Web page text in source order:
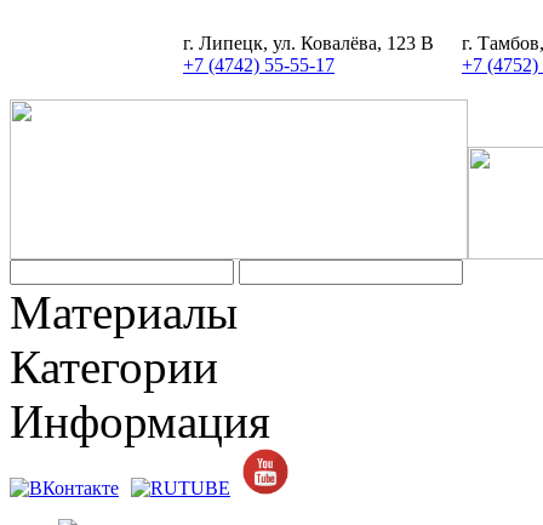
г. Липецк, ул. Ковалёва, 123 В
+7 (4742) 55-55-17
г.
+7 (4752)
Материалы
Категории
Информация